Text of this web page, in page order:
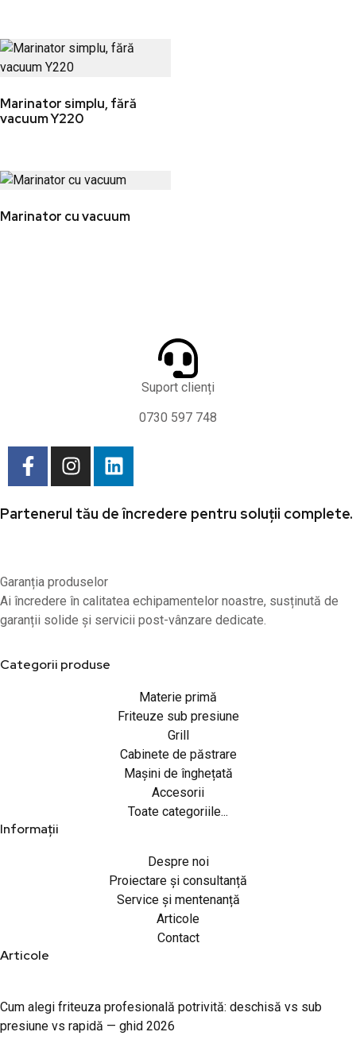
Marinator simplu, fără
vacuum Y220
Marinator cu vacuum
Suport clienți
0730 597 748
Partenerul tău de încredere pentru soluții complete.
Garanția produselor
Ai încredere în calitatea echipamentelor noastre, susținută de
garanții solide și servicii post-vânzare dedicate.
Categorii produse
Materie primă
Friteuze sub presiune
Grill
Cabinete de păstrare
Mașini de înghețată
Accesorii
Toate categoriile...
Informații
Despre noi
Proiectare și consultanță
Service și mentenanță
Articole
Contact
Articole
Cum alegi friteuza profesională potrivită: deschisă vs sub
presiune vs rapidă — ghid 2026